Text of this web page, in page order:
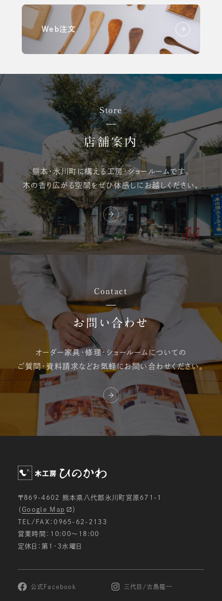
Web注文
Store
店舗案内
熊本・氷川町に構える工房・ショールームです。
木の香り広がる空間をぜひ体感しにお越しください。
Contact
お問い合わせ
オーダー家具・修理・ ショールームについての
ご質問・資料請求などお気軽にお問い合わせください。
〒869-4602 熊本県八代郡氷川町宮原671-1
（ Google Map
）
TEL/FAX：0965-62-2133
営業時間：10:00〜18:00
定休日：第1・3水曜日
公式Facebook 三代目/古島隆一